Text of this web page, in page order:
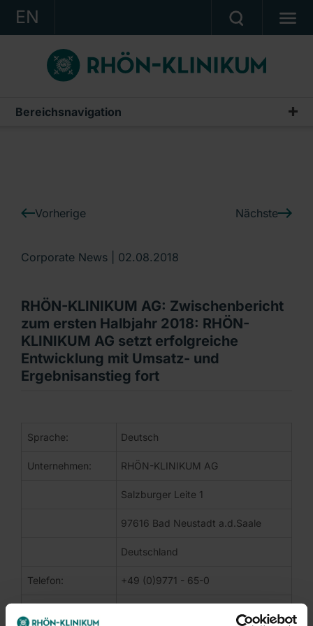
EN
KONZERN
KLINIKEN
KARRIERE
Ein Unternehmen der RHÖN-KLINIKUM AG
Bereichsnavigation
IR-News
Vorherige Nächste
Corporate News | 02.08.2018
RHÖN-KLINIKUM AG: Zwischenbericht
zum ersten Halbjahr 2018: RHÖN-
KLINIKUM AG setzt erfolgreiche
Entwicklung mit Umsatz- und
Ergebnisanstieg fort
Umsatzerlöse wachsen nach 598,4 Mio. Euro im
Neubau des RHÖN-KLINIKUM Campus Bad Neustadt
RHÖN-KLINIKUM AG bestätigt Umsatz- und
Die RHÖN-KLINIKUM AG, einer der führenden
Deutsch
RHÖN-KLINIKUM AG
Salzburger Leite 1
97616 Bad Neustadt a.d.Saale
Deutschland
+49 (0)9771 - 65-0
Sprache:
Unternehmen:
Telefon: